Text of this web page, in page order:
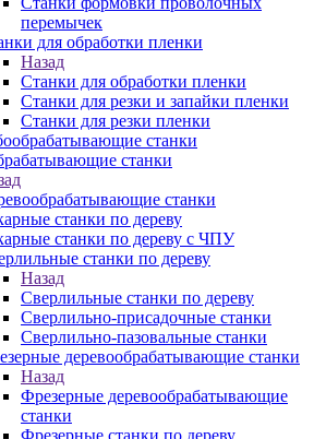
перемычек
для обработки пленки
Назад
Станки для обработки пленки
Станки для резки и запайки пленки
Станки для резки пленки
станки
станки
станки
станки по дереву
станки по дереву с ЧПУ
станки по дереву
Назад
Сверлильные станки по дереву
Сверлильно-присадочные станки
Сверлильно-пазовальные станки
деревообрабатывающие станки
Назад
Фрезерные деревообрабатывающие
станки
Фрезерные станки по дереву